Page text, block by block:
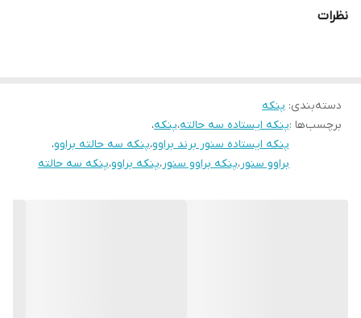
❤️✅️پنکه سه حالته سنور شرکت براوو✅️❤️
نظرات
دسته‌بندی: پنکه
برچسب‌ها :پنکه ایستاده سه حالته،پنکه،
پنکه ایستاده سنور برند براوو،پنکه سه حالته براوو،
براوو سنور،پنکه براوو سنور،پنکه براوو،پنکه سه حالته